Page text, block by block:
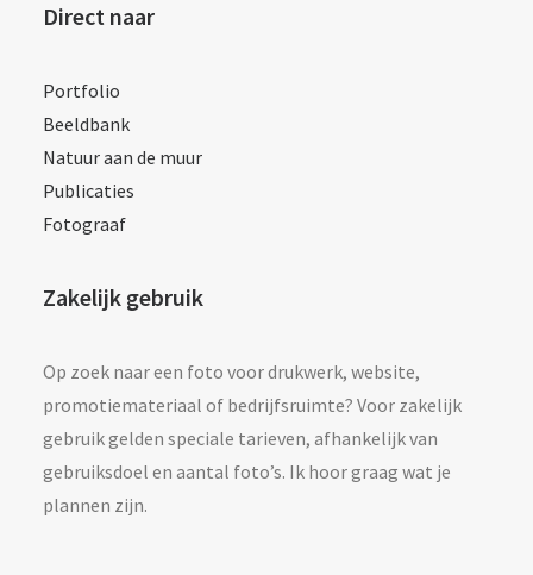
Direct naar
Portfolio
Beeldbank
Natuur aan de muur
Publicaties
Fotograaf
Zakelijk gebruik
Op zoek naar een foto voor drukwerk, website,
promotiemateriaal of bedrijfsruimte? Voor zakelijk
gebruik gelden speciale tarieven, afhankelijk van
gebruiksdoel en aantal foto’s. Ik hoor graag wat je
plannen zijn.